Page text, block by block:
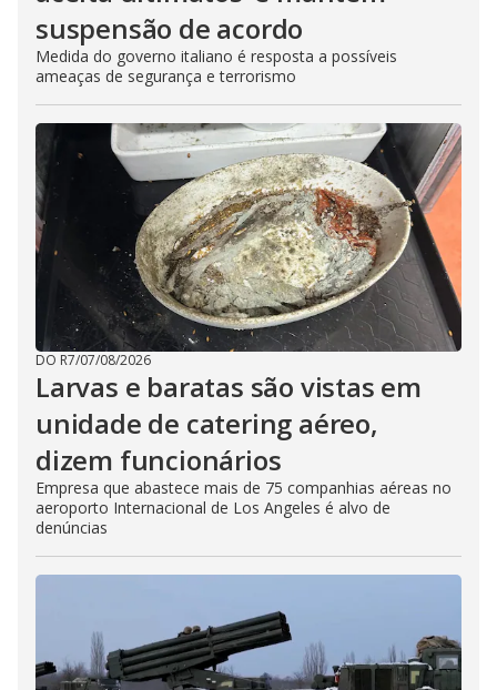
suspensão de acordo
Medida do governo italiano é resposta a possíveis
ameaças de segurança e terrorismo
DO R7/07/08/2026
Larvas e baratas são vistas em
unidade de catering aéreo,
dizem funcionários
Empresa que abastece mais de 75 companhias aéreas no
aeroporto Internacional de Los Angeles é alvo de
denúncias